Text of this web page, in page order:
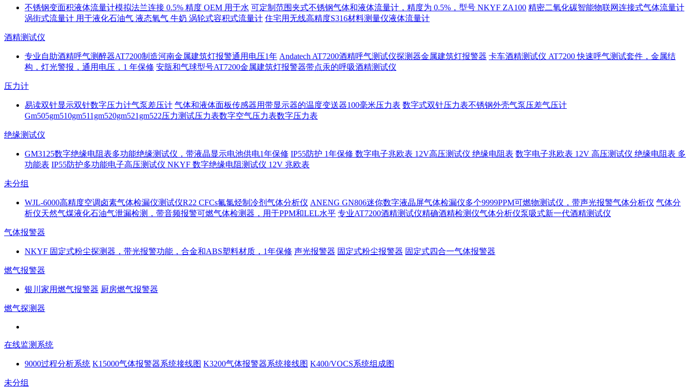
不锈钢变面积液体流量计模拟法兰连接 0.5% 精度 OEM 用于水 可定制范围夹式不锈钢气体和液体流量计，精度为 0.5%，型号 NKYF ZA100 精密二氧化碳智能物联网连接式气体流量计
涡街式流量计 用于液化石油气 液态氧气 牛奶 涡轮式容积式流量计 住宅用无线高精度S316材料测量仪液体流量计
酒精测试仪
专业自助酒精呼气测醉器AT7200制造河南金属建筑灯报警通用电压1年 Andatech AT7200酒精呼气测试仪探测器金属建筑灯报警器 卡车酒精测试仪 AT7200 快速呼气测试套件，金属结
构，灯光警报，通用电压，1 年保修 安瓿和气球型号AT7200金属建筑灯报警器带点汞的呼吸酒精测试仪
压力计
易读双针显示双针数字压力计气泵差压计 气体和液体面板传感器用带显示器的温度变送器100毫米压力表 数字式双针压力表不锈钢外壳气泵压差气压计
Gm505gm510gm511gm520gm521gm522压力测试压力表数字空气压力表数字压力表
绝缘测试仪
GM3125数字绝缘电阻表多功能绝缘测试仪，带液晶显示电池供电1年保修 IP55防护 1年保修 数字电子兆欧表 12V高压测试仪 绝缘电阻表 数字电子兆欧表 12V 高压测试仪 绝缘电阻表 多
功能表 IP55防护多功能电子高压测试仪 NKYF 数字绝缘电阻测试仪 12V 兆欧表
未分组
WJL-6000高精度空调卤素气体检漏仪测试仪R22 CFCs氟氯烃制冷剂气体分析仪 ANENG GN806迷你数字液晶屏气体检漏仪多个9999PPM可燃物测试仪，带声光报警气体分析仪 气体分
析仪天然气煤液化石油气泄漏检测，带音频报警可燃气体检测器，用于PPM和LEL水平 专业AT7200酒精测试仪精确酒精检测仪气体分析仪泵吸式新一代酒精测试仪
气体报警器
NKYF 固定式粉尘探测器，带光报警功能，合金和ABS塑料材质，1年保修 声光报警器 固定式粉尘报警器 固定式四合一气体报警器
燃气报警器
银川家用燃气报警器 厨房燃气报警器
燃气探测器
在线监测系统
9000过程分析系统 K15000气体报警器系统接线图 K3200气体报警器系统接线图 K400/VOCS系统组成图
未分组